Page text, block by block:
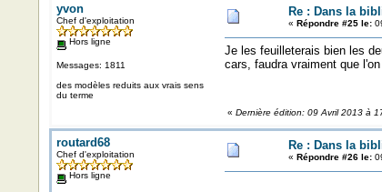
yvon
Chef d'exploitation
Hors ligne
Messages: 1811
des modèles reduits aux vrais sens
du terme
Re : Dans la
« Répondre #25 le:
Je les feuilleterais bien les
cars, faudra vraiment que
« Dernière édition: 09 Avril 2013 à
routard68
Chef d'exploitation
Hors ligne
Re : Dans la
« Répondre #26 le: